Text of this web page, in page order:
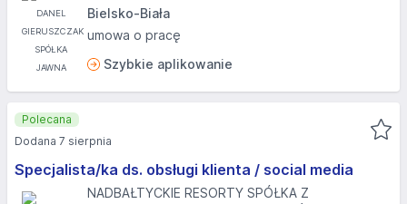
Bielsko-Biała
umowa o pracę
Szybkie aplikowanie
Specjalista/ka ds. obsługi klienta / social media
NADBAŁTYCKIE RESORTY SPÓŁKA Z
Polecana
Dodana 7 sierpnia